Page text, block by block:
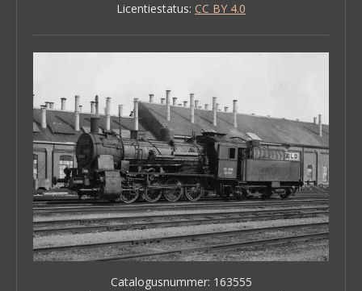
Licentiestatus: CC BY 4.0
Catalogusnummer: 163555